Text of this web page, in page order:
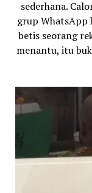
sederhana.
grup WhatsApp
betis seorang
menantu, itu